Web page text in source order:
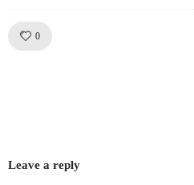
0
Leave a reply